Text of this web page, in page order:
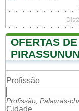
OFERTAS
Profissão
Profissão, Palavras-
Cidade